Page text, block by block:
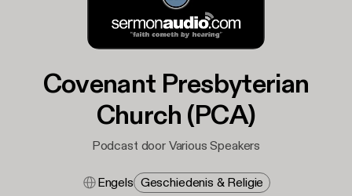
Covenant Presbyterian
Church (PCA)
Podcast door Various Speakers
Engels Geschiedenis & Religie